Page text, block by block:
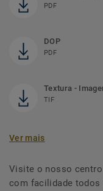
PDF
DOP
PDF
Textura -
TIF
Ver mais
Visite o nosso
com facilidade todos